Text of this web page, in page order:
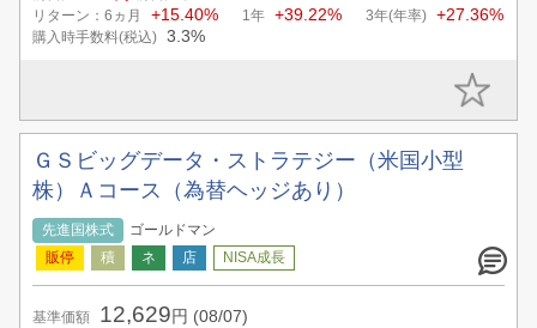
リターン：6ヵ月 +15.40% 1年 +39.22% 3年(年率) +27.36%
購入時手数料(税込) 3.3%
ＧＳビッグデータ・ストラテジー（米国小型
株）Ａコース（為替ヘッジあり）
先進国株式 ゴールドマン
基準価額 12,629 円 (08/07)